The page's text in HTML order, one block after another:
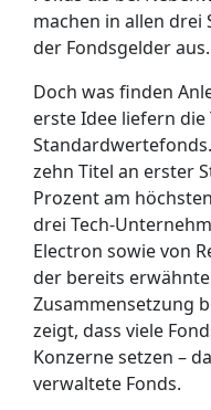
machen in allen drei
der Fondsgelder aus.
Doch was finden
erste Idee liefern die
zehn Titel an erster
Prozent am
drei Tech-
Electron sowie von
der bereits
Zusammensetzung
zeigt, dass viele
Konzerne setzen –
verwaltete Fonds.